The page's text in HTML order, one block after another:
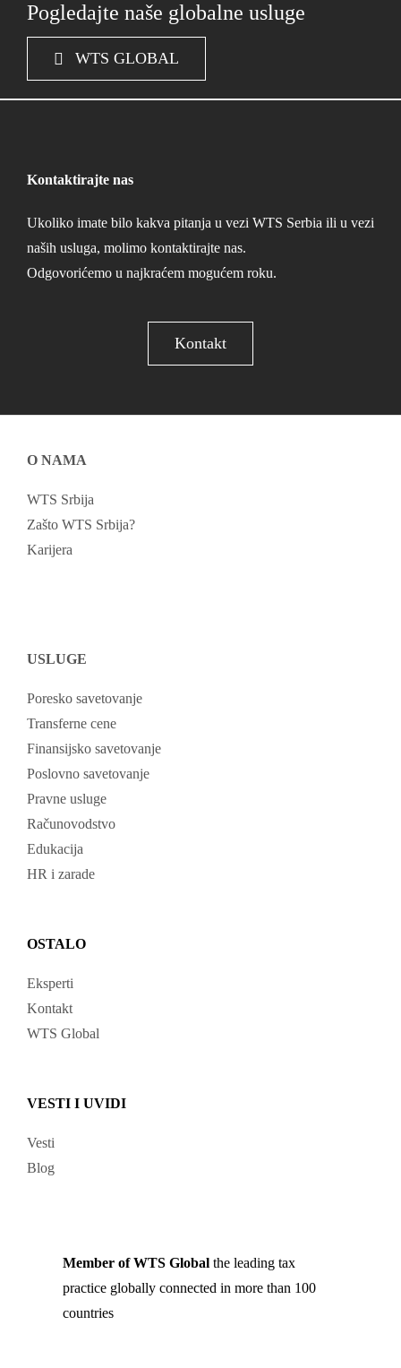
Pogledajte naše globalne usluge
WTS GLOBAL
Kontaktirajte nas
Ukoliko imate bilo kakva pitanja u vezi WTS Serbia ili u vezi
naših usluga, molimo kontaktirajte nas.
Odgovorićemo u najkraćem mogućem roku.
Kontakt
O NAMA
WTS Srbija
Zašto WTS Srbija?
Karijera
USLUGE
Poresko savetovanje
Transferne cene
Finansijsko savetovanje
Poslovno savetovanje
Pravne usluge
Računovodstvo
Edukacija
HR i zarade
OSTALO
Eksperti
Kontakt
WTS Global
VESTI I UVIDI
Vesti
Blog
Member of WTS Global the leading tax
practice globally connected in more than 100
countries